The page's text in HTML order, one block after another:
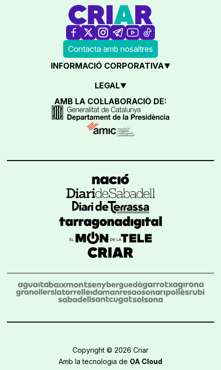
Contacta amb nosaltres
INFORMACIÓ CORPORATIVA
LEGAL
AMB LA COL·LABORACIÓ DE:
Copyright © 2026 Criar
Amb la tecnologia de OA Cloud